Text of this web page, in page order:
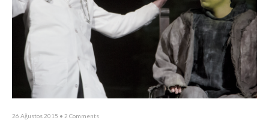
26 Ağustos 2015 • 2 Comments